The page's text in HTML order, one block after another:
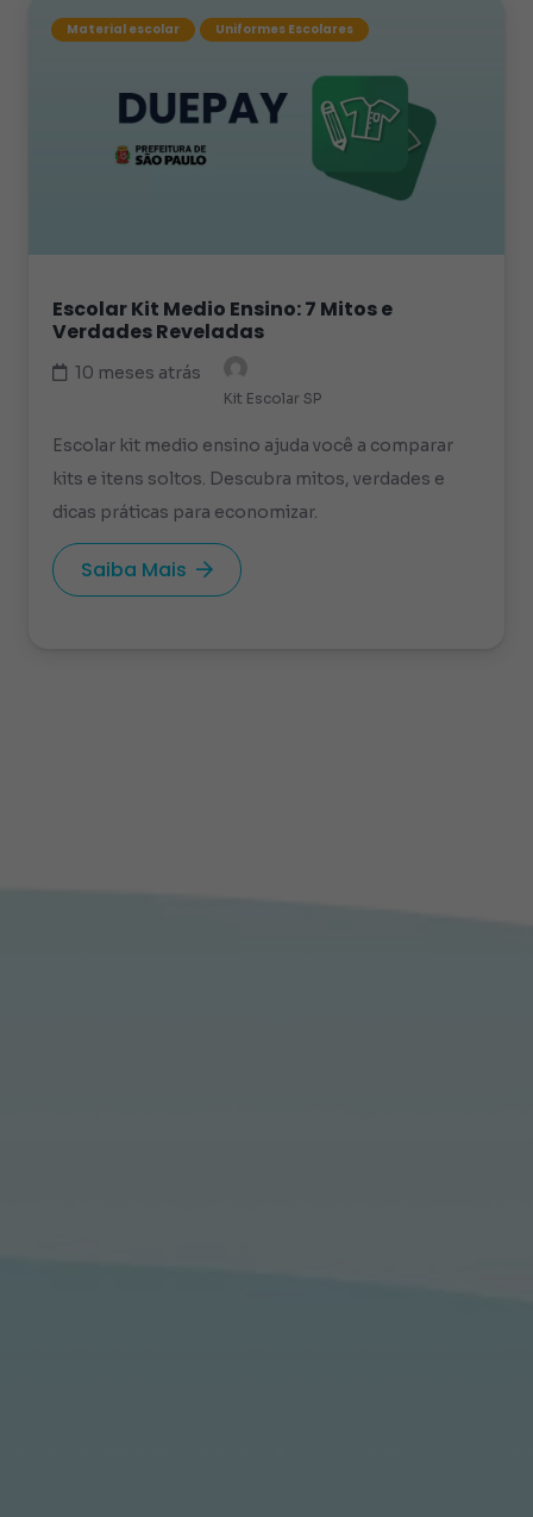
Material escolar Uniformes Escolares
Escolar Kit Medio Ensino: 7 Mitos e
Verdades Reveladas
10 meses atrás
Kit Escolar SP
Escolar kit medio ensino ajuda você a comparar
kits e itens soltos. Descubra mitos, verdades e
dicas práticas para economizar.
Saiba Mais